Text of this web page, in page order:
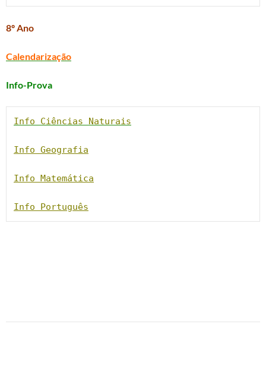
8º Ano
Calendarização
Info-Prova
Info Ciências Naturais
Info Geografia
Info Matemática
Info Português